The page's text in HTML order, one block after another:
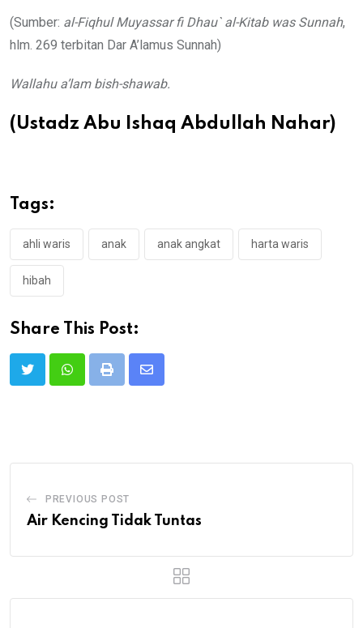
(Sumber: al-Fiqhul Muyassar fi Dhau` al-Kitab was Sunnah,
hlm. 269 terbitan Dar A’lamus Sunnah)
Wallahu a’lam bish-shawab.
(Ustadz Abu Ishaq Abdullah Nahar)
Tags:
ahli waris anak anak angkat harta waris
hibah
Share This Post:
Print
Share
PREVIOUS POST
Air Kencing Tidak Tuntas